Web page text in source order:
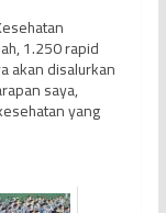
1.250 rapid
akan disalurkan
saya,
yang